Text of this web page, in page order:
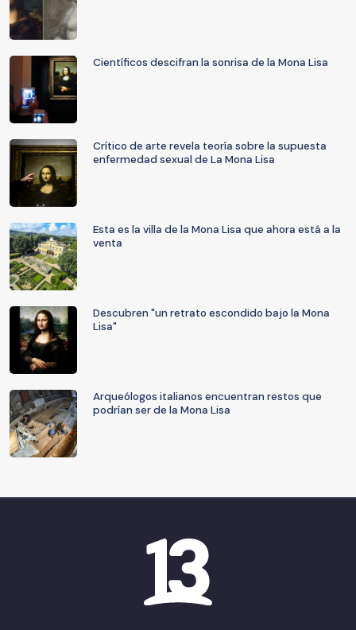
Científicos descifran la sonrisa de la Mona Lisa
Crítico de arte revela teoría sobre la supuesta
enfermedad sexual de La Mona Lisa
Esta es la villa de la Mona Lisa que ahora está a la
venta
Descubren "un retrato escondido bajo la Mona
Lisa"
Arqueólogos italianos encuentran restos que
podrían ser de la Mona Lisa